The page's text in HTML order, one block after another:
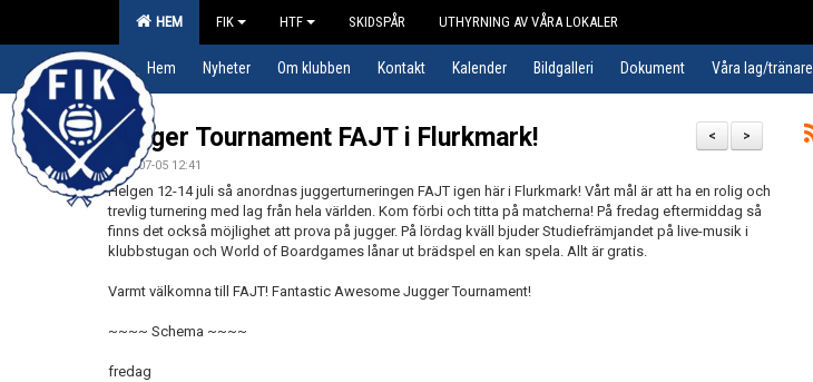
HEM FIK HTF SKIDSPÅR UTHYRNING AV VÅRA LOKALER
Hem Nyheter Om klubben Kontakt Kalender Bildgalleri Dokument Våra lag/tränare
>
<
Jugger Tournament FAJT i Flurkmark!
2024-07-05 12:41
Helgen 12-14 juli så anordnas juggerturneringen FAJT igen här i Flurkmark! Vårt mål är att ha en rolig och
trevlig turnering med lag från hela världen. Kom förbi och titta på matcherna! På fredag eftermiddag så
finns det också möjlighet att prova på jugger. På lördag kväll bjuder Studiefrämjandet på live-musik i
klubbstugan och World of Boardgames lånar ut brädspel en kan spela. Allt är gratis.
Varmt välkomna till FAJT! Fantastic Awesome Jugger Tournament!
~~~~ Schema ~~~~
fredag